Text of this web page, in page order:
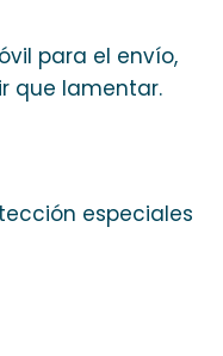
para el envío,
que lamentar.
especiales